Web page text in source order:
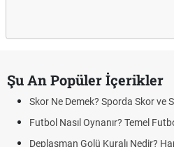
Şu An Popüler İçerikler
Ne Demek? Sporda Skor ve Sonuç
Nasıl Oynanır? Temel Futbol Kuralları
Golü Kuralı Nedir? Hangi